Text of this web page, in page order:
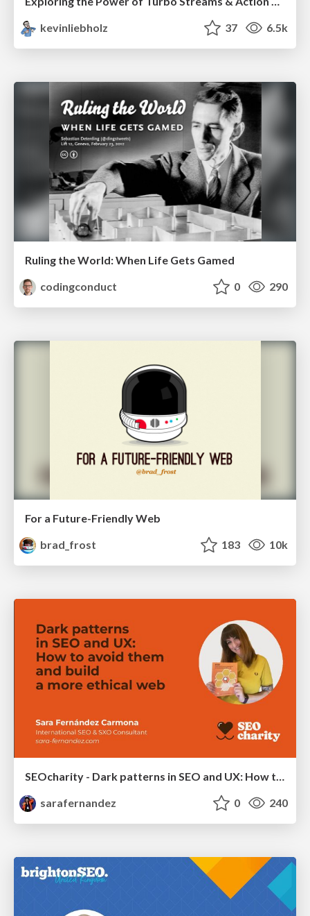
kevinliebholz
37 6.5k
Ruling the World: When Life Gets Gamed
codingconduct
0 290
For a Future-Friendly Web
brad_frost
183 10k
SEOcharity - Dark patterns in SEO and UX: How to avoid them and build a more ethical web
sarafernandez
0 240